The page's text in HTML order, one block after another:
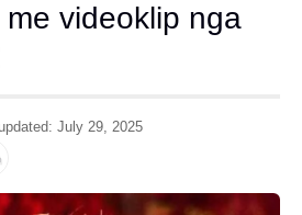
me videoklip nga
July 29, 2025